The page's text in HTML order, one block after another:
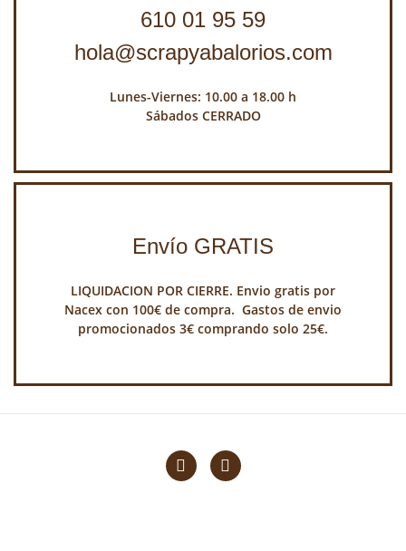
610 01 95 59
hola@scrapyabalorios.com
Lunes-Viernes: 10.00 a 18.00 h
Sábados CERRADO
Envío GRATIS
LIQUIDACION POR CIERRE. Envio gratis por
Nacex con 100€ de compra. Gastos de envio
promocionados 3€ comprando solo 25€.